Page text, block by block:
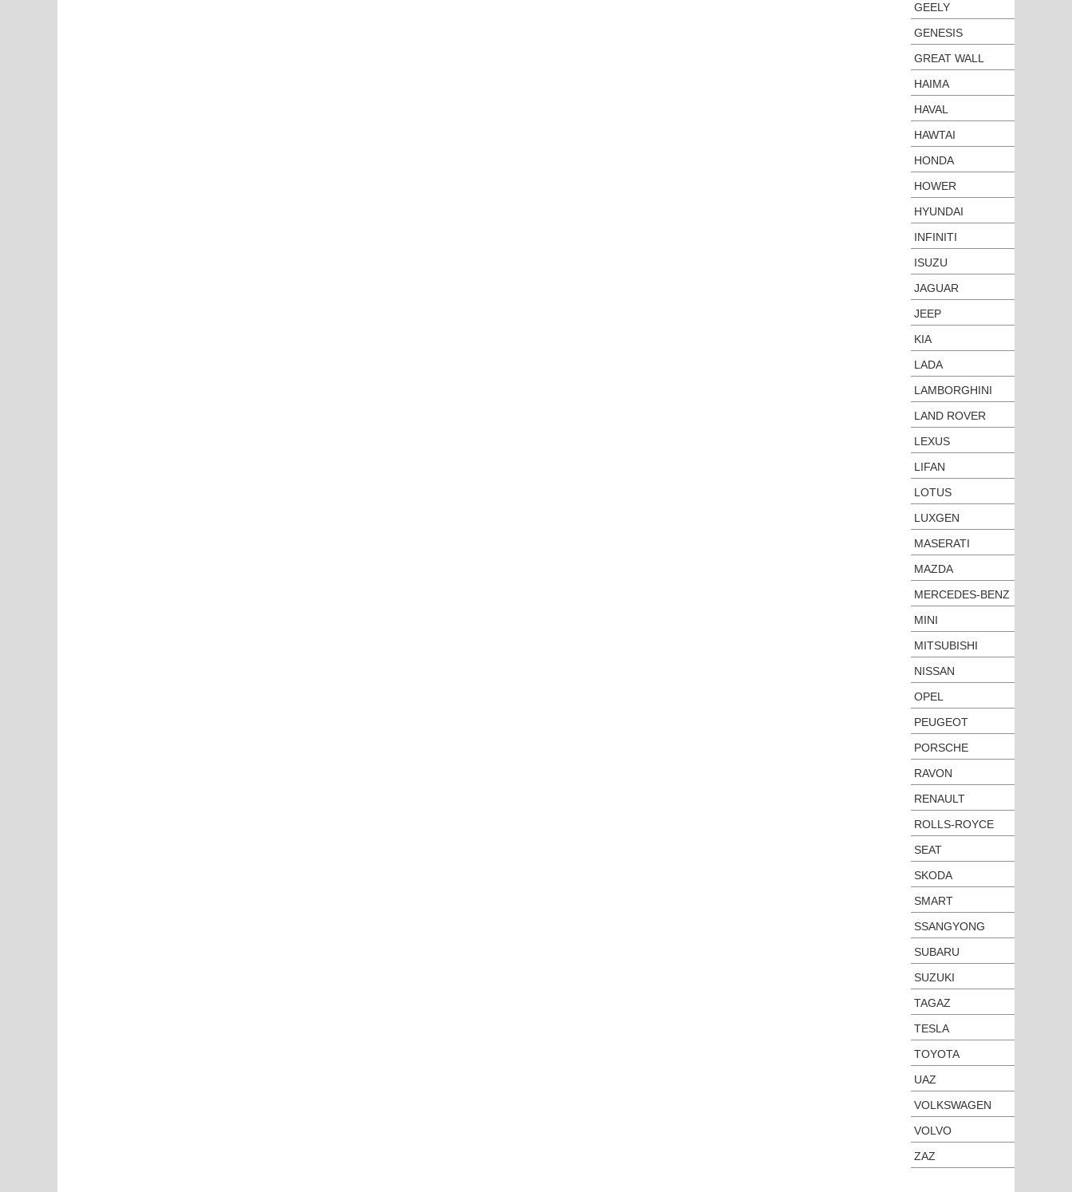
GEELY
GENESIS
GREAT WALL
HAIMA
HAVAL
HAWTAI
HONDA
HOWER
HYUNDAI
INFINITI
ISUZU
JAGUAR
JEEP
KIA
LADA
LAMBORGHINI
LAND ROVER
LEXUS
LIFAN
LOTUS
LUXGEN
MASERATI
MAZDA
MERCEDES-BENZ
MINI
MITSUBISHI
NISSAN
OPEL
PEUGEOT
PORSCHE
RAVON
RENAULT
ROLLS-ROYCE
SEAT
SKODA
SMART
SSANGYONG
SUBARU
SUZUKI
TAGAZ
TESLA
TOYOTA
UAZ
VOLKSWAGEN
VOLVO
ZAZ